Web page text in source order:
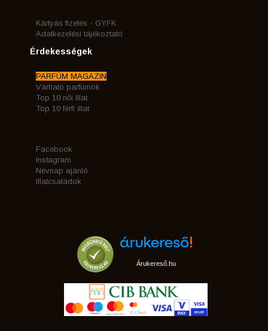
Kártyás fizetés - GYFK
Adatkezelési tájékoztató
Érdekességek
PARFÜM MAGAZIN
Várható parfümök
Top 10 női illat
Top 10 férfi illat
Facebook
Instagram
Névnap ajánló
Illatcsaládok
Árukereső.hu